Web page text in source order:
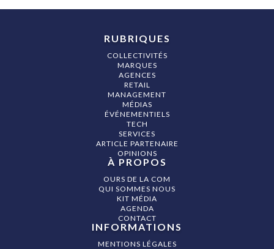
RUBRIQUES
COLLECTIVITÉS
MARQUES
AGENCES
RETAIL
MANAGEMENT
MÉDIAS
ÉVÉNEMENTIELS
TECH
SERVICES
ARTICLE PARTENAIRE
OPINIONS
À PROPOS
OURS DE LA COM
QUI SOMMES NOUS
KIT MÉDIA
AGENDA
CONTACT
INFORMATIONS
MENTIONS LÉGALES